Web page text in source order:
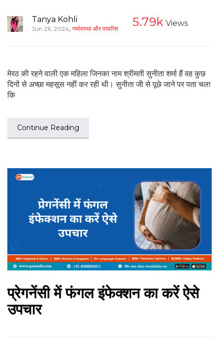
Tanya Kohli
Jun 26, 2024, गर्भावस्था और परवरिश 5.79k Views
मेरठ की रहने वाली एक महिला जिनका नाम श्रीमती सुनीता शर्मा हैं वह कुछ
दिनों से अच्छा महसूस नहीं कर रही थी। सुनीता जी से पूछे जाने पर पता चला
कि
Continue Reading
प्रेगनेंसी में फंगल इंफेक्‍शन का करें ऐसे
उपचार